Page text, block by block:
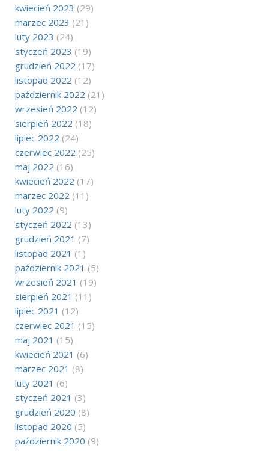
kwiecień 2023 (29)
marzec 2023 (21)
luty 2023 (24)
styczeń 2023 (19)
grudzień 2022 (17)
listopad 2022 (12)
październik 2022 (21)
wrzesień 2022 (12)
sierpień 2022 (18)
lipiec 2022 (24)
czerwiec 2022 (25)
maj 2022 (16)
kwiecień 2022 (17)
marzec 2022 (11)
luty 2022 (9)
styczeń 2022 (13)
grudzień 2021 (7)
listopad 2021 (1)
październik 2021 (5)
wrzesień 2021 (19)
sierpień 2021 (11)
lipiec 2021 (12)
czerwiec 2021 (15)
maj 2021 (15)
kwiecień 2021 (6)
marzec 2021 (8)
luty 2021 (6)
styczeń 2021 (3)
grudzień 2020 (8)
listopad 2020 (5)
październik 2020 (9)